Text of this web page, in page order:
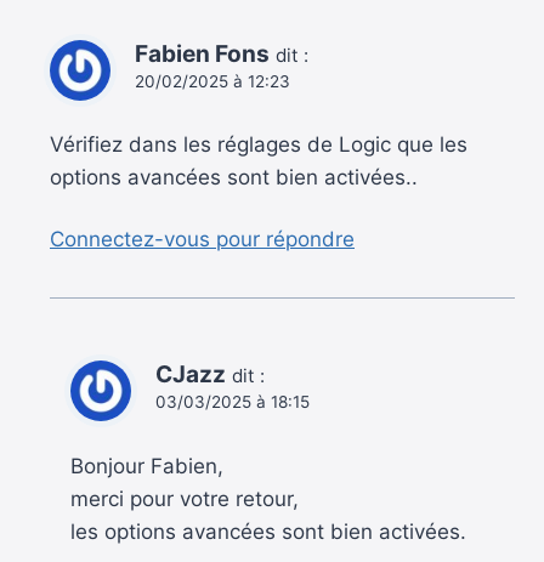
Fabien Fons dit :
20/02/2025 à 12:23
Vérifiez dans les réglages de Logic que les
options avancées sont bien activées..
Connectez-vous pour répondre
CJazz dit :
03/03/2025 à 18:15
Bonjour Fabien,
merci pour votre retour,
les options avancées sont bien activées.